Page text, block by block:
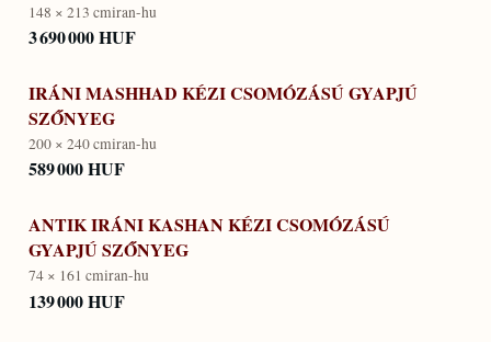
148 × 213 cmiran-hu
3 690 000 HUF
IRÁNI MASHHAD KÉZI CSOMÓZÁSÚ GYAPJÚ
SZŐNYEG
200 × 240 cmiran-hu
589 000 HUF
ANTIK IRÁNI KASHAN KÉZI CSOMÓZÁSÚ
GYAPJÚ SZŐNYEG
74 × 161 cmiran-hu
139 000 HUF